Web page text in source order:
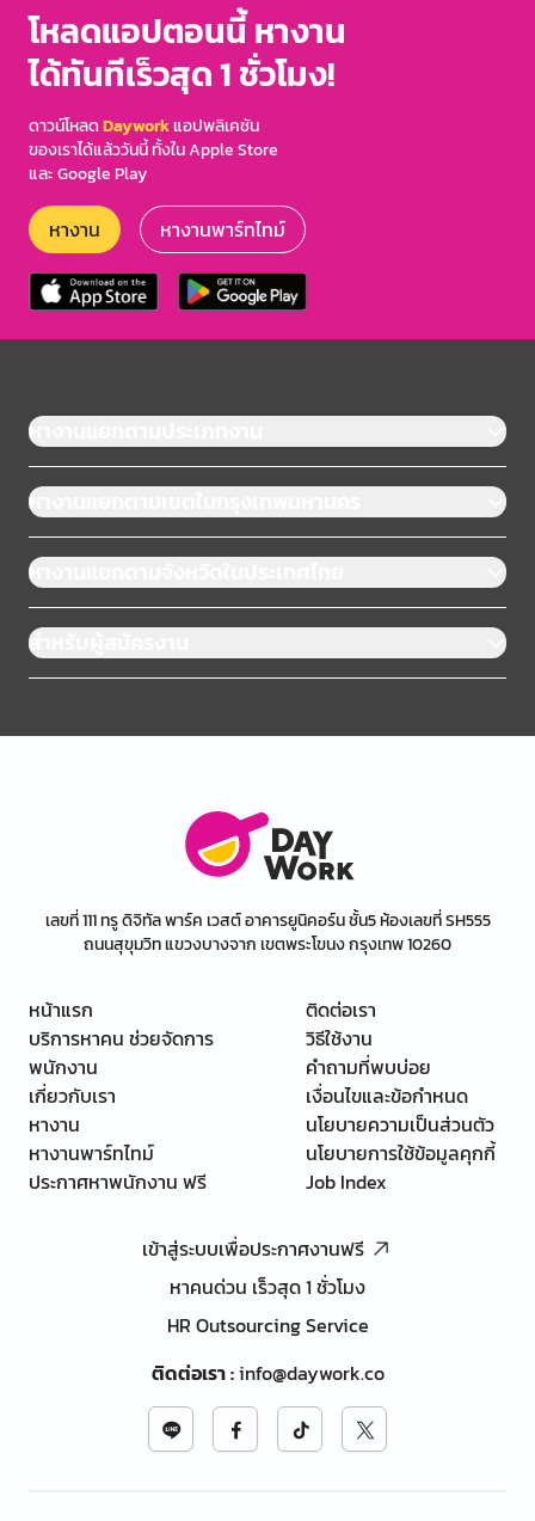
โหลดแอปตอนนี้ หางาน
ได้ทันทีเร็วสุด 1 ชั่วโมง!
ดาวน์โหลดDayworkแอปพลิเคชัน
ของเราได้แล้ววันนี้ ทั้งใน Apple Store
และ Google Play
หางาน หางานพาร์ทไทม์
หางานแยกตามประเภทงาน
หางานแยกตามเขตในกรุงเทพมหานคร
หางานแยกตามจังหวัดในประเทศไทย
สำหรับผู้สมัครงาน
เลขที่ 111 ทรู ดิจิทัล พาร์ค เวสต์ อาคารยูนิคอร์น ชั้น5 ห้องเลขที่ SH555
ถนนสุขุมวิท แขวงบางจาก เขตพระโขนง กรุงเทพ 10260
หน้าแรก
บริการหาคน ช่วยจัดการ
พนักงาน
เกี่ยวกับเรา
หางาน
หางานพาร์ทไทม์
ประกาศหาพนักงาน ฟรี
ติดต่อเรา
วิธีใช้งาน
คำถามที่พบบ่อย
เงื่อนไขและข้อกำหนด
นโยบายความเป็นส่วนตัว
นโยบายการใช้ข้อมูลคุกกี้
Job Index
เข้าสู่ระบบเพื่อประกาศงานฟรี
หาคนด่วน เร็วสุด 1 ชั่วโมง
HR Outsourcing Service
ติดต่อเรา:info@daywork.co